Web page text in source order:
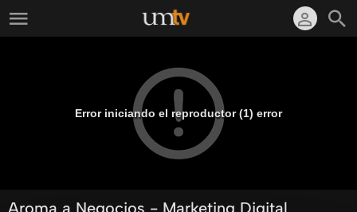
Error iniciando el reproductor (1) error
Aroma a Negocios - Marketing Digital